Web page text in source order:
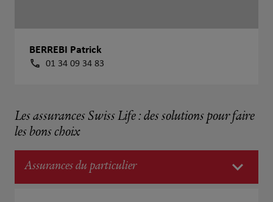
BERREBI Patrick
01 34 09 34 83
Les assurances Swiss Life : des solutions pour faire
les bons choix
Assurances du particulier